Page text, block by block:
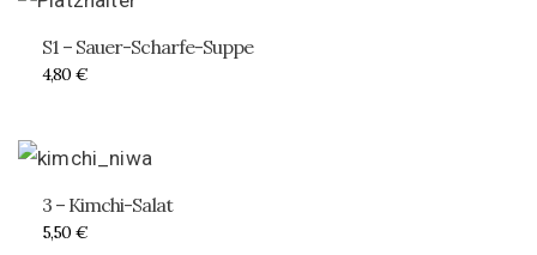
S1 – Sauer-Scharfe-Suppe
4,80 €
3 – Kimchi-Salat
5,50 €